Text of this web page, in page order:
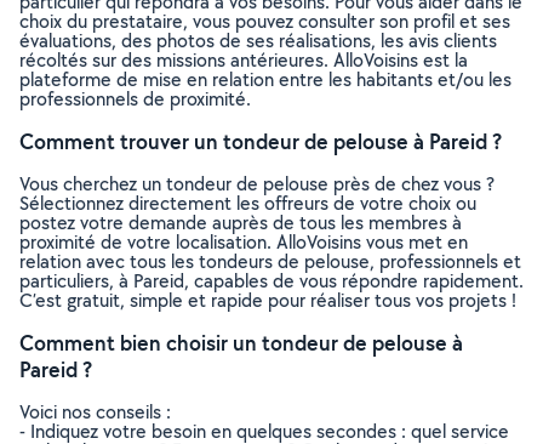
choix du prestataire, vous pouvez consulter son profil et ses
évaluations, des photos de ses réalisations, les avis clients
récoltés sur des missions antérieures. AlloVoisins est la
plateforme de mise en relation entre les habitants et/ou les
professionnels de proximité.
Comment trouver un tondeur de pelouse à Pareid ?
Vous cherchez un tondeur de pelouse près de chez vous ?
Sélectionnez directement les offreurs de votre choix ou
postez votre demande auprès de tous les membres à
proximité de votre localisation. AlloVoisins vous met en
relation avec tous les tondeurs de pelouse, professionnels et
particuliers, à Pareid, capables de vous répondre rapidement.
C’est gratuit, simple et rapide pour réaliser tous vos projets !
Comment bien choisir un tondeur de pelouse à
Pareid ?
Voici nos conseils :
- Indiquez votre besoin en quelques secondes : quel service